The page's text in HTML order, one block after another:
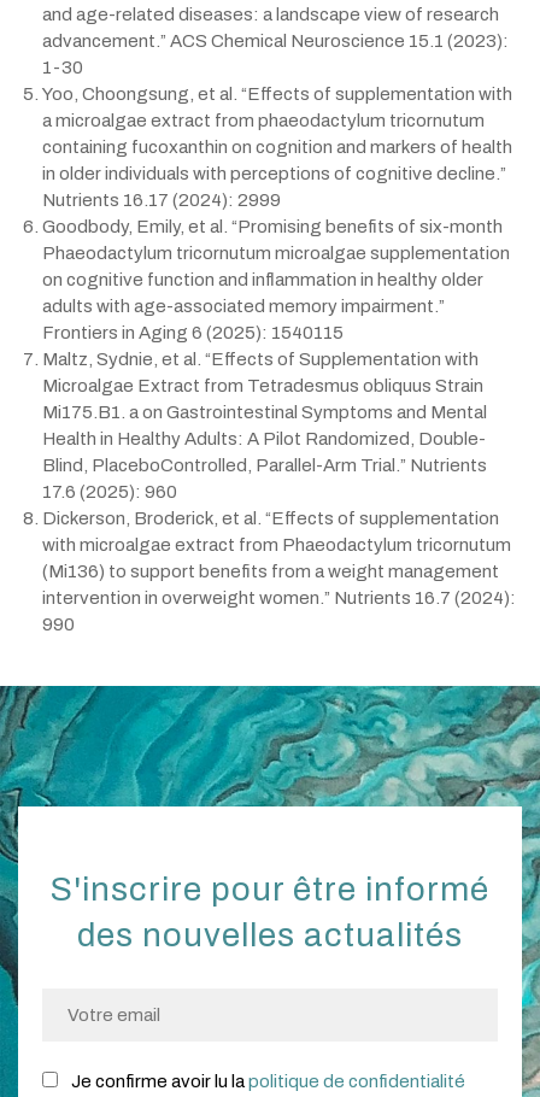
and age-related diseases: a landscape view of research
advancement.” ACS Chemical Neuroscience 15.1 (2023):
1-30
Yoo, Choongsung, et al. “Effects of supplementation with
a microalgae extract from phaeodactylum tricornutum
containing fucoxanthin on cognition and markers of health
in older individuals with perceptions of cognitive decline.”
Nutrients 16.17 (2024): 2999
Goodbody, Emily, et al. “Promising benefits of six-month
Phaeodactylum tricornutum microalgae supplementation
on cognitive function and inflammation in healthy older
adults with age-associated memory impairment.”
Frontiers in Aging 6 (2025): 1540115
Maltz, Sydnie, et al. “Effects of Supplementation with
Microalgae Extract from Tetradesmus obliquus Strain
Mi175.B1. a on Gastrointestinal Symptoms and Mental
Health in Healthy Adults: A Pilot Randomized, Double-
Blind, PlaceboControlled, Parallel-Arm Trial.” Nutrients
17.6 (2025): 960
Dickerson, Broderick, et al. “Effects of supplementation
with microalgae extract from Phaeodactylum tricornutum
(Mi136) to support benefits from a weight management
intervention in overweight women.” Nutrients 16.7 (2024):
990
S'inscrire pour être informé
des nouvelles actualités
Je confirme avoir lu lapolitique de confidentialité